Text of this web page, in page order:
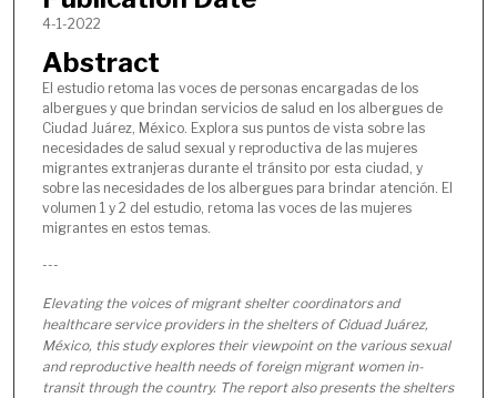
4-1-2022
Abstract
El estudio retoma las voces de personas encargadas de los
albergues y que brindan servicios de salud en los albergues de
Ciudad Juárez, México. Explora sus puntos de vista sobre las
necesidades de salud sexual y reproductiva de las mujeres
migrantes extranjeras durante el tránsito por esta ciudad, y
sobre las necesidades de los albergues para brindar atención. El
volumen 1 y 2 del estudio, retoma las voces de las mujeres
migrantes en estos temas.
---
Elevating the voices of migrant shelter coordinators and
healthcare service providers in the shelters of Ciduad Juárez,
México, this study explores their viewpoint on the various sexual
and reproductive health needs of foreign migrant women in-
transit through the country. The report also presents the shelters